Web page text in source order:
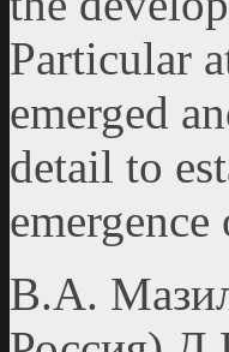
Particular
emerged
detail to
В.А.